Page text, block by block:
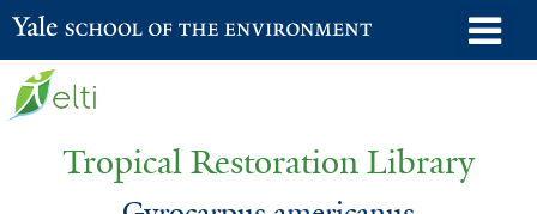
Skip
to
Yale School of the Environment
Tropical Restoration Library